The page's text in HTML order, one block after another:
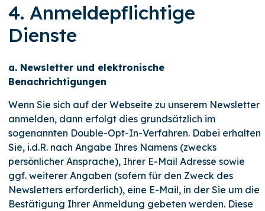
4. Anmeldepflichtige
Dienste
a. Newsletter und elektronische
Benachrichtigungen
Wenn Sie sich auf der Webseite zu unserem Newsletter
anmelden, dann erfolgt dies grundsätzlich im
sogenannten Double-Opt-In-Verfahren. Dabei erhalten
Sie, i.d.R. nach Angabe Ihres Namens (zwecks
persönlicher Ansprache), Ihrer E-Mail Adresse sowie
ggf. weiterer Angaben (sofern für den Zweck des
Newsletters erforderlich), eine E-Mail, in der Sie um die
Bestätigung Ihrer Anmeldung gebeten werden. Diese